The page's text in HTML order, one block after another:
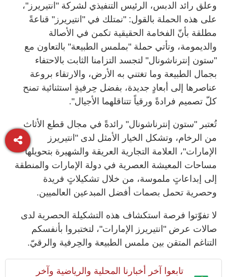
وعلق رائد الدبس، الرئيس التنفيذي لشركة "انتيريرز"،
على هذه الحملة بالقول: "نمتلك في "انتيريرز" قناعةً
مطلقة بأنّ الفخامة الحقيقية تكمن في الأصالة
والديمومة، وتأتي حملة "بملمس الطبيعة" بالتعاون مع
"ستون إنترناشونال" لتجسد التزامنا الثابت بالاحتفاء
بجمال الطبيعة وما تغتني به الأرض، والارتقاء بروعة
عناصرها إلى أبعادٍ جديدة، بفضل حِرفيةٍ استثنائية تمنح
كلّ تصميم فرادةً ورقياً تتناقلهما الأجيال".
تُعتبر "ستون إنترناشونال" رائدةً في مجال قطع الأثاث
من الرخام، وتشكل الخيار الأمثل لدى "انتيريرز
الإمارات"، العلامة التجارية العريقة والشهيرة بتحويلها
مساحات المعيشة العصرية في دولة الإمارات والمنطقة
إلى إبداعاتٍ ملموسة، من خلال تشكيلاتٍ فريدة
وحصرية تحمل بصمات أفضل المبدعين العالميين.
لا تفوّتوا فرصة استكشاف هذه التشكيلة الحصرية لدى
صالات عرض "انتيريرز الإمارات"، لتختبروا بأنفسكم
التناغم المتقن بين ملمس الطبيعة والحِرفية والرقيّ.
تابعوا آخر أخبارنا المحلية والرياضية وآخر